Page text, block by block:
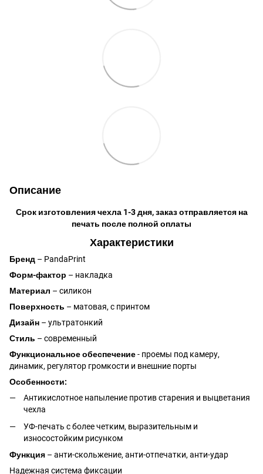
Описание
Срок изготовления чехла 1-3 дня, заказ отправляется на
печать после полной оплаты
Характеристики
Бренд – PandaPrint
Форм-фактор – накладка
Материал – силикон
Поверхность – матовая, с принтом
Дизайн – ультратонкий
Стиль – современный
Функциональное обеспечение- проемы под камеру,
динамик, регулятор громкости и внешние порты
Особенности:
Антикислотное напыление против старения и выцветания
чехла
УФ-печать с более четким, выразительным и
износостойким рисунком
Функция – анти-скольжение, анти-отпечатки, анти-удар
Надежная система фиксации